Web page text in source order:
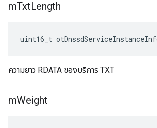
mTxtLength
uint16_t
ความยาว RDATA ของบริการ TXT
mWeight